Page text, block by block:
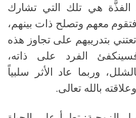
الفذَّة هي تلك التي تشارك
فتقوم معهم وتصلح ذات بينهم،
بتدريبهم على تجاوز هذه
فسينكفئ الفرد على ذاته،
وربما عاد الأثر سلبياً
بالله تعالى.